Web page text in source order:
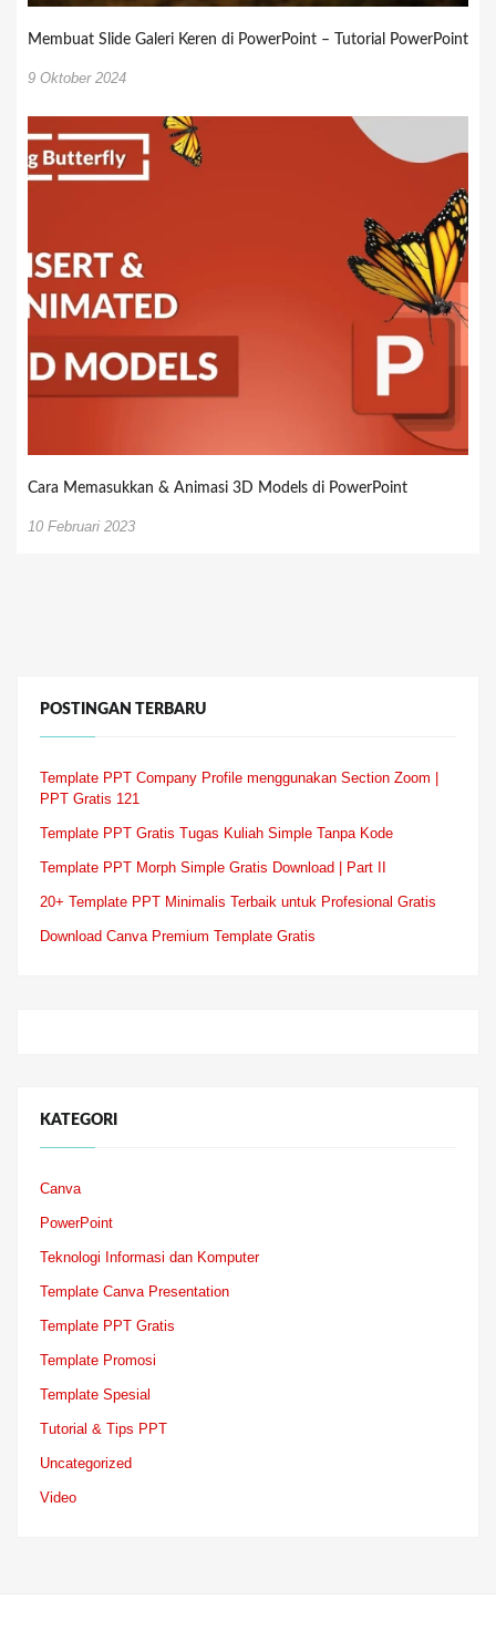
Membuat Slide Galeri Keren di PowerPoint – Tutorial PowerPoint
9 Oktober 2024
Cara Memasukkan & Animasi 3D Models di PowerPoint
10 Februari 2023
POSTINGAN TERBARU
Template PPT Company Profile menggunakan Section Zoom |
PPT Gratis 121
Template PPT Gratis Tugas Kuliah Simple Tanpa Kode
Template PPT Morph Simple Gratis Download | Part II
20+ Template PPT Minimalis Terbaik untuk Profesional Gratis
Download Canva Premium Template Gratis
KATEGORI
Canva
PowerPoint
Teknologi Informasi dan Komputer
Template Canva Presentation
Template PPT Gratis
Template Promosi
Template Spesial
Tutorial & Tips PPT
Uncategorized
Video